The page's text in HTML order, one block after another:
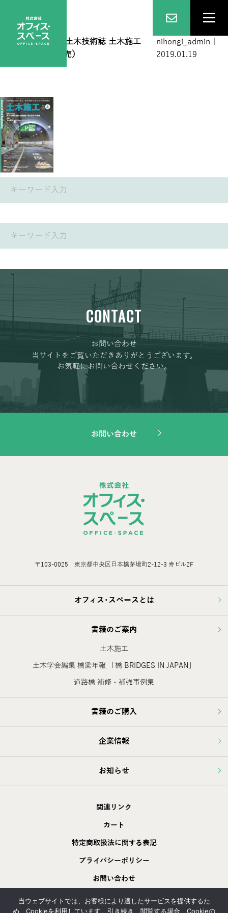
2017 04| ←総合土木技術誌 土木施工
2017年4月号（完売）
nihongi_admin
2019.01.19
CONTACT
お問い合わせ
当サイトをご覧いただきありがとうございます。
お気軽にお問い合わせください。
お問い合わせ
〒103-0025 東京都中央区日本橋茅場町2-12-3 寿ビル2F
オフィス･スペースとは
書籍のご案内
土木施工
土木学会編集 橋梁年報 「橋 BRIDGES IN JAPAN」
道路橋 補修・補強事例集
書籍のご購入
企業情報
お知らせ
関連リンク
カート
特定商取扱法に関する表記
プライバシーポリシー
お問い合わせ
採用情報
当ウェブサイトでは、お客様により適したサービスを提供するた
め、Cookieを利用しています。引き続き、閲覧する場合、Cookieの